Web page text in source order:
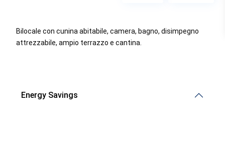
Bilocale con cunina abitabile, camera, bagno, disimpegno
attrezzabile, ampio terrazzo e cantina.
Energy Savings